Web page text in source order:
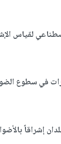
لقياس
في سطوع
إشراقاً